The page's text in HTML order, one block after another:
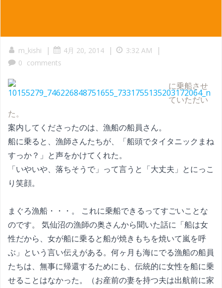
m_kishi | 4月 20, 2014 | 3:32 AM |
0 comments
に乗船させ
ていただい
た。
案内してくださったのは、漁船の船員さん。
船に乗ると、漁師さんたちが、「船頭でタイタニックまね
すっか？」と声をかけてくれた。
「いやいや、落ちそうで」って言うと「大丈夫」とにっこ
り笑顔。
まぐろ漁船・・・。
これに乗船できるってすごいことな
のです。 気仙沼の漁師の奥さんから聞いた話に「船は女
性だから、女が船に乗ると船が焼きもちを焼いて嵐を呼
ぶ」という言い伝えがある。何ヶ月も海にでる漁船の船員
たちは、無事に帰還するためにも、伝統的に女性を船に乗
せることはなかった。（お産前の妻を持つ夫は出航前に家